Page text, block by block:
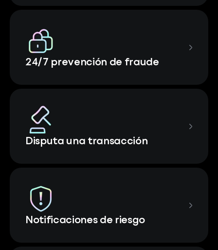
24/7 prevención de fraude
Disputa una transacción
Notificaciones de riesgo